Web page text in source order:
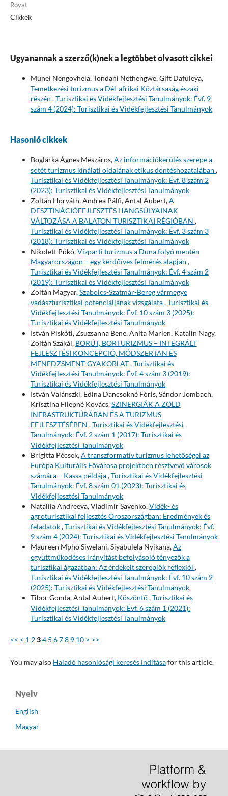
Rovat
Cikkek
Ugyanannak a szerző(k)nek a legtöbbet olvasott cikkei
Munei Nengovhela, Tondani Nethengwe, Gift Dafuleya,
Temetkezési turizmus a Dél-afrikai Köztársaság északi
részén ,Turisztikai és Vidékfejlesztési Tanulmányok: Évf. 9
szám 4 (2024): Turisztikai és Vidékfejlesztési Tanulmányok
Hasonló cikkek
Boglárka Ágnes Mészáros,Az információkerülés szerepe a
sötét turizmus kínálati oldalának etikus döntéshozatalában ,
Turisztikai és Vidékfejlesztési Tanulmányok: Évf. 8 szám 2
(2023): Turisztikai és Vidékfejlesztési Tanulmányok
Zoltán Horváth, Andrea Pálfi, Antal Aubert,A
DESZTINÁCIÓFEJLESZTÉS HANGSÚLYAINAK
VÁLTOZÁSA A BALATON TURISZTIKAI RÉGIÓBAN ,
Turisztikai és Vidékfejlesztési Tanulmányok: Évf. 3 szám 3
(2018): Turisztikai és Vidékfejlesztési Tanulmányok
Nikolett Pókó,Vízparti turizmus a Duna folyó mentén
Magyarországon – egy kérdőíves felmérés alapján ,
Turisztikai és Vidékfejlesztési Tanulmányok: Évf. 4 szám 2
(2019): Turisztikai és Vidékfejlesztési Tanulmányok
Zoltán Magyar,Szabolcs-Szatmár-Bereg vármegye
vadászturisztikai potenciáljának vizsgálata,Turisztikai és
Vidékfejlesztési Tanulmányok: Évf. 10 szám 3 (2025):
Turisztikai és Vidékfejlesztési Tanulmányok
István Piskóti, Zsuzsanna Bene, Anita Marien, Katalin Nagy,
Zoltán Szakál, BORÚT, BORTURIZMUS – INTEGRÁLT
FEJLESZTÉSI KONCEPCIÓ, MÓDSZERTAN ÉS
MENEDZSMENT-GYAKORLAT,Turisztikai és
Vidékfejlesztési Tanulmányok: Évf. 4 szám 3 (2019):
Turisztikai és Vidékfejlesztési Tanulmányok
István Valánszki, Edina Dancsokné Fóris, Sándor Jombach,
Krisztina Filepné Kovács,SZINERGIÁK A ZÖLD
INFRASTRUKTÚRÁBAN ÉS A TURIZMUS
FEJLESZTÉSÉBEN ,Turisztikai és Vidékfejlesztési
Tanulmányok: Évf. 2 szám 1 (2017): Turisztikai és
Vidékfejlesztési Tanulmányok
Brigitta Pécsek,A transzformatív turizmus lehetőségei az
Európa Kulturális Fővárosa projektben résztvevő városok
számára – Kassa példája,Turisztikai és Vidékfejlesztési
Tanulmányok: Évf. 8 szám 01 (2023): Turisztikai és
Vidékfejlesztési Tanulmányok
Nataliia Andreeva, Vladimir Savenko,Vidék- és
agroturisztikai fejlesztés Oroszországban: Eredmények és
feladatok,Turisztikai és Vidékfejlesztési Tanulmányok: Évf.
9 szám 4 (2024): Turisztikai és Vidékfejlesztési Tanulmányok
Maureen Mpho Siwelani, Siyabulela Nyikana,Az
együttműködéses irányítást befolyásoló tényezők a
turisztikai ágazatban: Az érdekelt szereplők reflexiói ,
Turisztikai és Vidékfejlesztési Tanulmányok: Évf. 10 szám 2
(2025): Turisztikai és Vidékfejlesztési Tanulmányok
Tibor Gonda, Antal Aubert, Köszöntő,Turisztikai és
Vidékfejlesztési Tanulmányok: Évf. 6 szám 1 (2021):
Turisztikai és Vidékfejlesztési Tanulmányok
<< < 1 234 5 678 9 10 > >>
You may also Haladó hasonlósági keresés indításafor this article.
Nyelv
English
Magyar